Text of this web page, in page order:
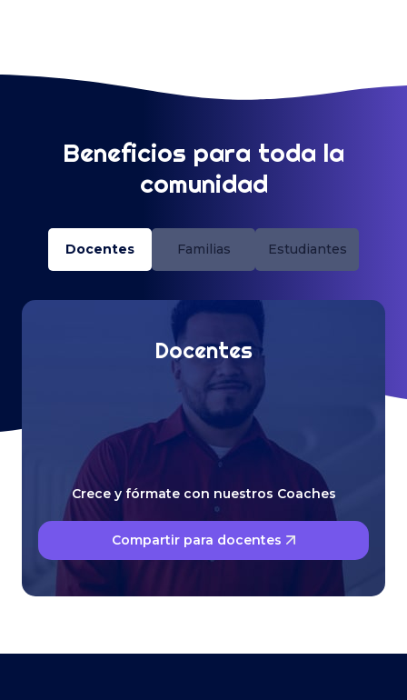
Beneficios para toda la
comunidad
Docentes Familias Estudiantes
Docentes
Crece y fórmate con nuestros Coaches
Compartir para docentes